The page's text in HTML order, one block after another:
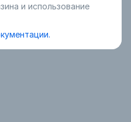
и использование